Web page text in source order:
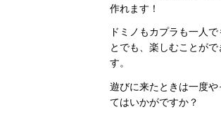
作れます！
ドミノもカプラも一人
とでも、楽しむことがで
す。
遊びに来たときは一度や
てはいかがですか？